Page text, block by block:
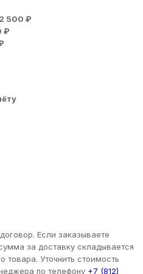
2 500 ₽
₽
Если заказываете
за доставку складывается
товара. Уточнить стоимость
по телефону +7 (812)